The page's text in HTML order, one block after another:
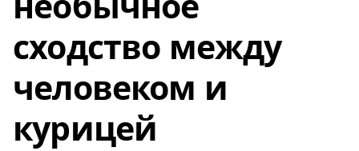
сходство между
человеком и
курицей